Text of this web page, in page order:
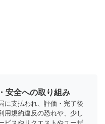
安全への取り組み
に支払われ、評価・完了後
用規約違反の恐れや、少し